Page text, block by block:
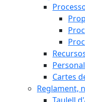
Cartes
Reglament,